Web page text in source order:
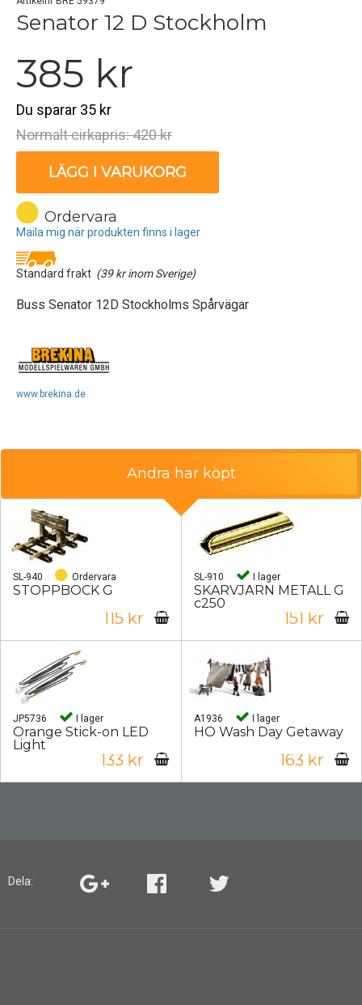
Senator 12 D Stockholm
385 kr
Du sparar 35 kr
Normalt cirkapris: 420 kr
LÄGG I VARUKORG
Ordervara
Maila mig när produkten finns i lager
Standard frakt (39 kr inom Sverige)
Buss Senator 12D Stockholms Spårvägar
www.brekina.de
Andra har köpt
SL-940 Ordervara
STOPPBOCK G
115 kr
SL-910 I lager
SKARVJÄRN METALL G
c250
151 kr
JP5736 I lager
Orange Stick-on LED
Light
133 kr
A1936 I lager
HO Wash Day Getaway
163 kr
Dela: